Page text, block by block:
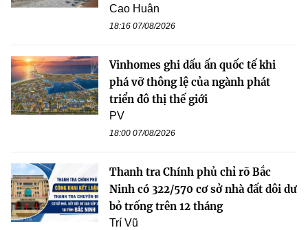
Cao Huân
18:16 07/08/2026
Vinhomes ghi dấu ấn quốc tế khi
phá vỡ thông lệ của ngành phát
triển đô thị thế giới
PV
18:00 07/08/2026
Thanh tra Chính phủ chỉ rõ Bắc
Ninh có 322/570 cơ sở nhà đất dôi dư
bỏ trống trên 12 tháng
Trí Vũ